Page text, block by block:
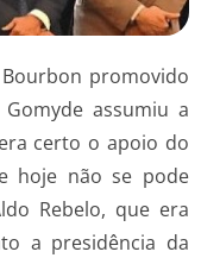
promovido
assumiu a
certo o apoio do
hoje não se pode
Rebelo, que era
a presidência da